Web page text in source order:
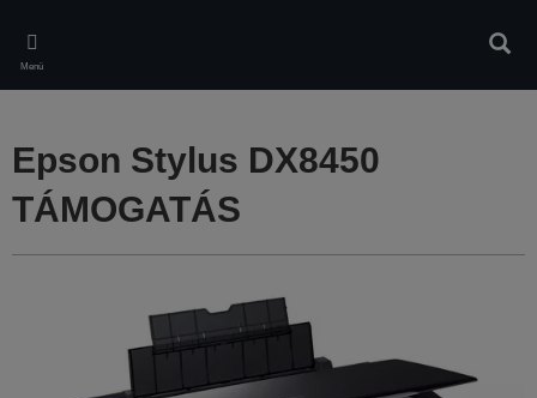
main
content
Menü
Epson Stylus DX8450
TÁMOGATÁS